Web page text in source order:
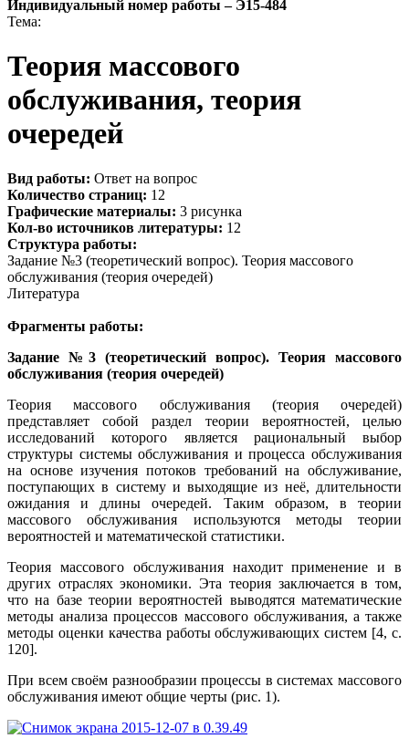
Индивидуальный номер работы – Э15-484
Тема:
Теория массового
обслуживания, теория
очередей
Вид работы: Ответ на вопрос
Количество страниц: 12
Графические материалы: 3 рисунка
Кол-во источников литературы: 12
Структура работы:
Задание №3 (теоретический вопрос). Теория массового
обслуживания (теория очередей)
Литература
Фрагменты работы:
Задание №3 (теоретический вопрос). Теория массового
обслуживания (теория очередей)
Теория массового обслуживания (теория очередей)
представляет собой раздел теории вероятностей, целью
исследований которого является рациональный выбор
структуры системы обслуживания и процесса обслуживания
на основе изучения потоков требований на обслуживание,
поступающих в систему и выходящие из неё, длительности
ожидания и длины очередей. Таким образом, в теории
массового обслуживания используются методы теории
вероятностей и математической статистики.
Теория массового обслуживания находит применение и в
других отраслях экономики. Эта теория заключается в том,
что на базе теории вероятностей выводятся математические
методы анализа процессов массового обслуживания, а также
методы оценки качества работы обслуживающих систем [4, с.
120].
При всем своём разнообразии процессы в системах массового
обслуживания имеют общие черты (рис. 1).